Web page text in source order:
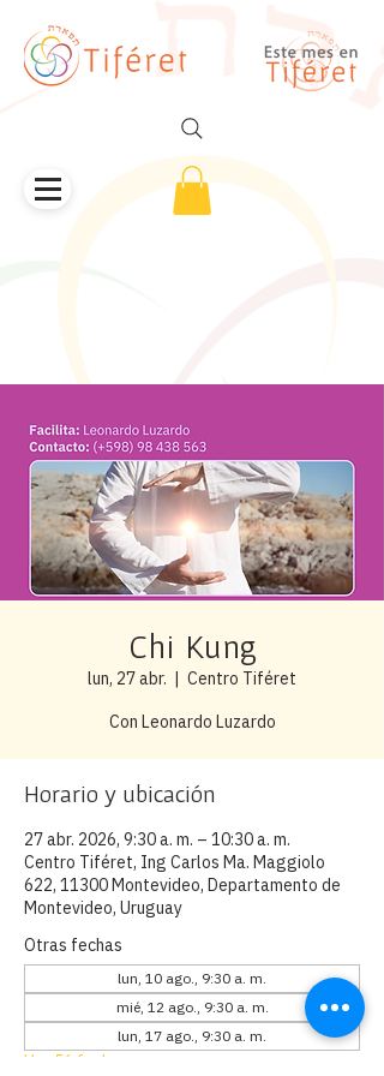
Chi Kung
lun, 27 abr.
  |
Centro Tiféret
Con Leonardo Luzardo
Horario y ubicación
27 abr. 2026, 9:30 a. m. – 10:30 a. m.
Centro Tiféret, Ing Carlos Ma. Maggiolo
622, 11300 Montevideo, Departamento de
Montevideo, Uruguay
Otras fechas
lun, 10 ago., 9:30 a. m.
mié, 12 ago., 9:30 a. m.
lun, 17 ago., 9:30 a. m.
Ver 56 fechas